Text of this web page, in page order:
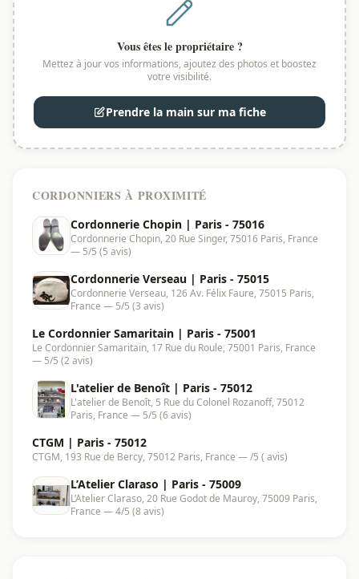
Vous êtes le propriétaire ?
Mettez à jour vos informations, ajoutez des photos et boostez
votre visibilité.
Prendre la main sur ma fiche
CORDONNIERS À PROXIMITÉ
Cordonnerie Chopin | Paris - 75016
Cordonnerie Chopin, 20 Rue Singer, 75016 Paris, France
— 5/5 (5 avis)
Cordonnerie Verseau | Paris - 75015
Cordonnerie Verseau, 126 Av. Félix Faure, 75015 Paris,
France — 5/5 (3 avis)
Le Cordonnier Samaritain | Paris - 75001
Le Cordonnier Samaritain, 17 Rue du Roule, 75001 Paris, France
— 5/5 (2 avis)
L'atelier de Benoît | Paris - 75012
L'atelier de Benoît, 5 Rue du Colonel Rozanoff, 75012
Paris, France — 5/5 (6 avis)
CTGM | Paris - 75012
CTGM, 193 Rue de Bercy, 75012 Paris, France — /5 ( avis)
L’Atelier Claraso | Paris - 75009
L’Atelier Claraso, 20 Rue Godot de Mauroy, 75009 Paris,
France — 4/5 (8 avis)